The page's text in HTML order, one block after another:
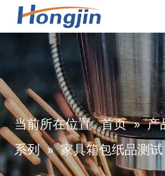
当前所在位置: 首页 » 产
系列 » 家具箱包纸品测试